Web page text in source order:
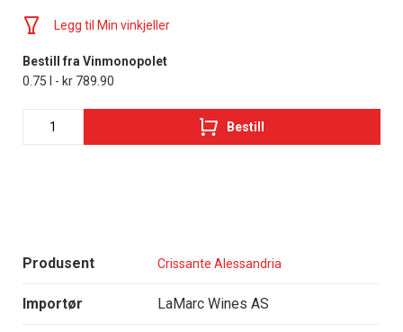
Produsent Crissante Alessandria
Importør LaMarc Wines AS
Legg til Min vinkjeller
Bestill fra Vinmonopolet
0.75 l - kr 789.90
Bestill